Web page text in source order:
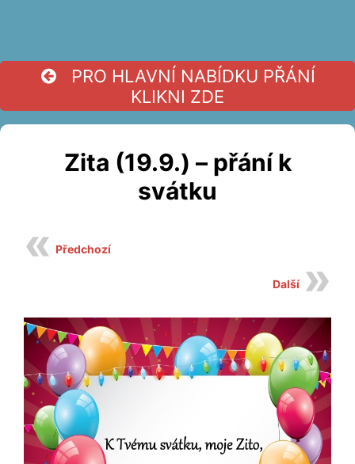
PRO HLAVNÍ NABÍDKU PŘÁNÍ
KLIKNI ZDE
Zita (19.9.) – přání k
svátku
Předchozí
Další